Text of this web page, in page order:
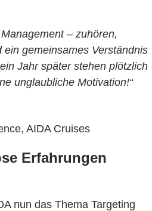
– zuhören,
gemeinsames Verständnis
Jahr später stehen plötzlich
unglaubliche Motivation!“
AIDA Cruises
Erfahrungen
nun das Thema Targeting